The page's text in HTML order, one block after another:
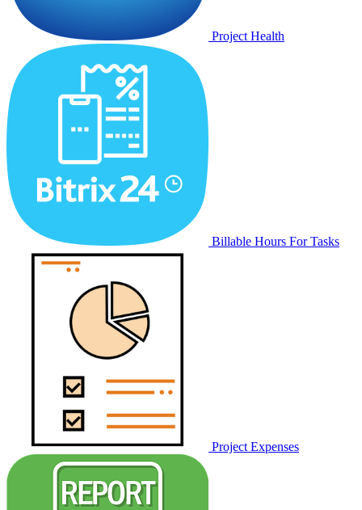
Project Health
Billable Hours For Tasks
Project Expenses